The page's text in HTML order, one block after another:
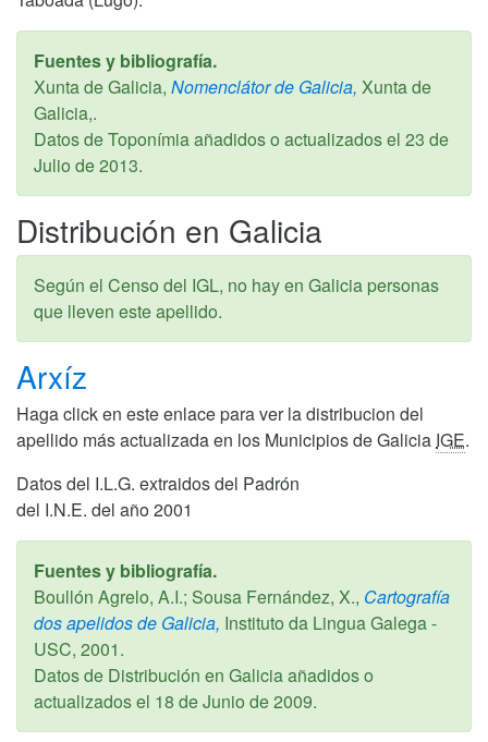
Fuentes y bibliografía.
Xunta de Galicia, Nomenclátor de Galicia, Xunta de
Galicia,.
Datos de Toponímia añadidos o actualizados el 23 de
Julio de 2013.
Distribución en Galicia
Según el Censo del IGL, no hay en Galicia personas
que lleven este apellido.
Arxíz
Haga click en este enlace para ver la distribucion del
apellido más actualizada en los Municipios de Galicia IGE.
Datos del I.L.G. extraidos del Padrón
del I.N.E. del año 2001
Fuentes y bibliografía.
Boullón Agrelo, A.I.; Sousa Fernández, X., Cartografía
dos apelidos de Galicia, Instituto da Lingua Galega -
USC, 2001.
Datos de Distribución en Galicia añadidos o
actualizados el 18 de Junio de 2009.